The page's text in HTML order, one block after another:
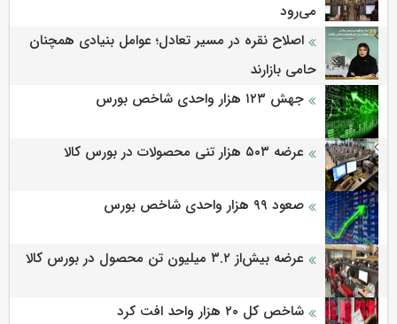
می‌‌رود
اصلاح نقره در مسیر تعادل؛ عوامل بنیادی همچنان
حامی بازارند
جهش ۱۲۳ هزار واحدی شاخص بورس
عرضه ۵۰۳ هزار تنی محصولات در بورس کالا
صعود ۹۹ هزار واحدی شاخص بورس
عرضه بیش‌از ۳.۲ میلیون تن محصول در بورس کالا
شاخص کل ۲۰ هزار واحد افت کرد